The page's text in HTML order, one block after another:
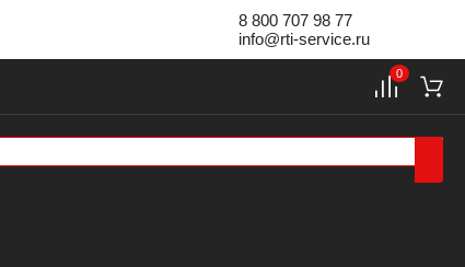
8 800 707 98 77
info@rti-service.ru
0